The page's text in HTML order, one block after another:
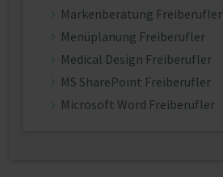
Markenberatung Freiberufler
Menüplanung Freiberufler
Medical Design Freiberufler
MS SharePoint Freiberufler
Microsoft Word Freiberufler